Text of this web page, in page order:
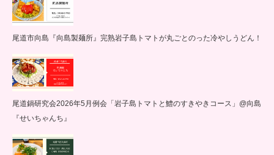
尾道市向島『向島製麺所』完熟岩子島トマトが丸ごとのった冷やしうどん！
尾道鍋研究会2026年5月例会「岩子島トマトと鱧のすきやきコース」@向島
『せいちゃんち』